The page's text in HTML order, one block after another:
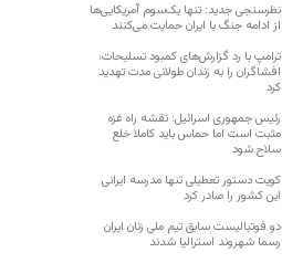
نظرسنجی جدید: تنها یک‌سوم آمریکایی‌ها
از ادامه جنگ با ایران حمایت می‌کنند
ترامپ با رد گزارش‌های کمبود تسلیحات،
افشاگران را به زندان طولانی مدت تهدید
کرد
رئیس‌ جمهوری اسرائیل: نقشه راه غزه
مثبت است اما حماس باید کاملا خلع
سلاح شود
کویت دستور تعطیلی تنها مدرسه ایرانی
این کشور را صادر کرد
دو فوتبالیست سابق تیم ملی زنان ایران
رسما شهروند استرالیا شدند